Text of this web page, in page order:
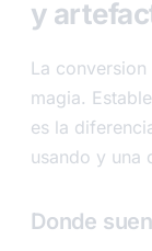
y
La
magia.
es la
usando y una
Donde